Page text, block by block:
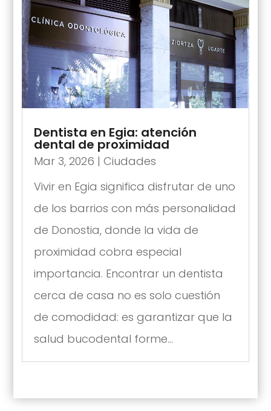
Dentista en Egia: atención
dental de proximidad
Mar 3, 2026 | Ciudades
Vivir en Egia significa disfrutar de uno
de los barrios con más personalidad
de Donostia, donde la vida de
proximidad cobra especial
importancia. Encontrar un dentista
cerca de casa no es solo cuestión
de comodidad: es garantizar que la
salud bucodental forme...